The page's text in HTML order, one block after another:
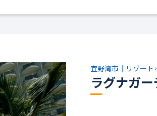
宜野湾市｜リゾート
ラグナガ